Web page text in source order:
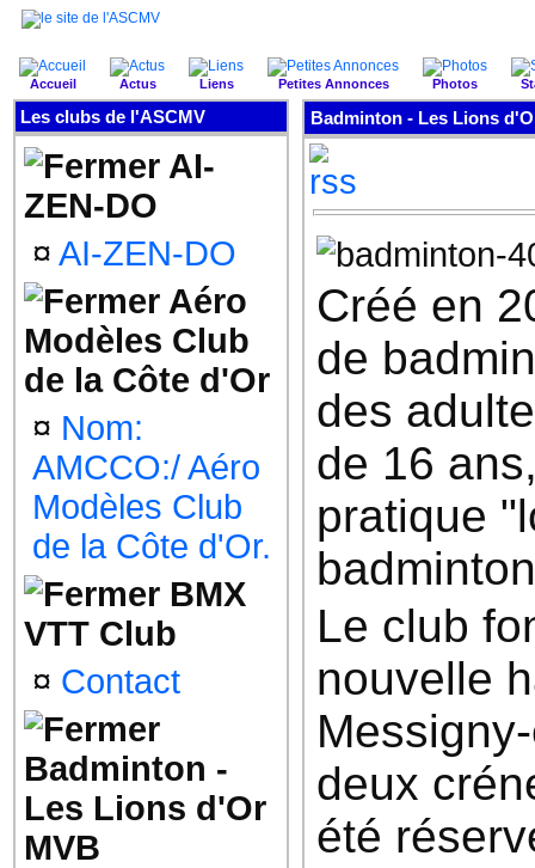
Accueil Actus Liens Petites Annonces Photos
Les clubs de l'ASCMV
AI-
ZEN-DO
¤ AI-ZEN-DO
Aéro
Modèles Club
de la Côte d'Or
¤ Nom:
AMCCO:/ Aéro
Modèles Club
de la Côte d'Or.
BMX
VTT Club
¤ Contact
Badminton -
Les Lions d'Or
MVB
Badminton - Les Lions
Créé en
de
des
de 16
pratique
Le club
nouvelle
deux
été